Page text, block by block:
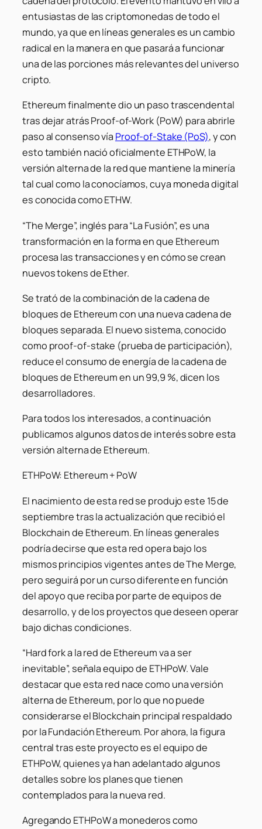
entusiastas de las criptomonedas de todo el
mundo, ya que en líneas generales es un cambio
radical en la manera en que pasará a funcionar
una de las porciones más relevantes del universo
cripto.
Ethereum finalmente dio un paso trascendental
tras dejar atrás Proof-of-Work (PoW) para abrirle
paso al consenso vía Proof-of-Stake (PoS), y con
esto también nació oficialmente ETHPoW, la
versión alterna de la red que mantiene la minería
tal cual como la conocíamos, cuya moneda digital
es conocida como ETHW.
“The Merge”, inglés para “La Fusión”, es una
transformación en la forma en que Ethereum
procesa las transacciones y en cómo se crean
nuevos tokens de Ether.
Se trató de la combinación de la cadena de
bloques de Ethereum con una nueva cadena de
bloques separada. El nuevo sistema, conocido
como proof-of-stake (prueba de participación),
reduce el consumo de energía de la cadena de
bloques de Ethereum en un 99,9 %, dicen los
desarrolladores.
Para todos los interesados, a continuación
publicamos algunos datos de interés sobre esta
versión alterna de Ethereum.
ETHPoW: Ethereum + PoW
El nacimiento de esta red se produjo este 15 de
septiembre tras la actualización que recibió el
Blockchain de Ethereum. En líneas generales
podría decirse que esta red opera bajo los
mismos principios vigentes antes de The Merge,
pero seguirá por un curso diferente en función
del apoyo que reciba por parte de equipos de
desarrollo, y de los proyectos que deseen operar
bajo dichas condiciones.
“Hard fork a la red de Ethereum va a ser
inevitable”, señala equipo de ETHPoW. Vale
destacar que esta red nace como una versión
alterna de Ethereum, por lo que no puede
considerarse el Blockchain principal respaldado
por la Fundación Ethereum. Por ahora, la figura
central tras este proyecto es el equipo de
ETHPoW, quienes ya han adelantado algunos
detalles sobre los planes que tienen
contemplados para la nueva red.
Agregando ETHPoW a monederos como